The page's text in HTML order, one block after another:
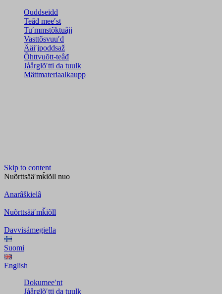
Ouddseidd
Teâđ meeʹst
Tuʹmmstõktuâjj
Vasttõsvuuʹd
Ääiʹjpoddsaž
Õhttvuõtt-teâđ
Jåårǥlõʹtti da tuulk
Mättmateriaalkaupp
Skip to content
Nuõrttsääʹmǩiõll nuo
Anarâškielâ
Nuõrttsääʹmǩiõll
Davvisámegiella
Suomi
English
Dokumeeʹnt
Jåårǥlõʹtti da tuulk